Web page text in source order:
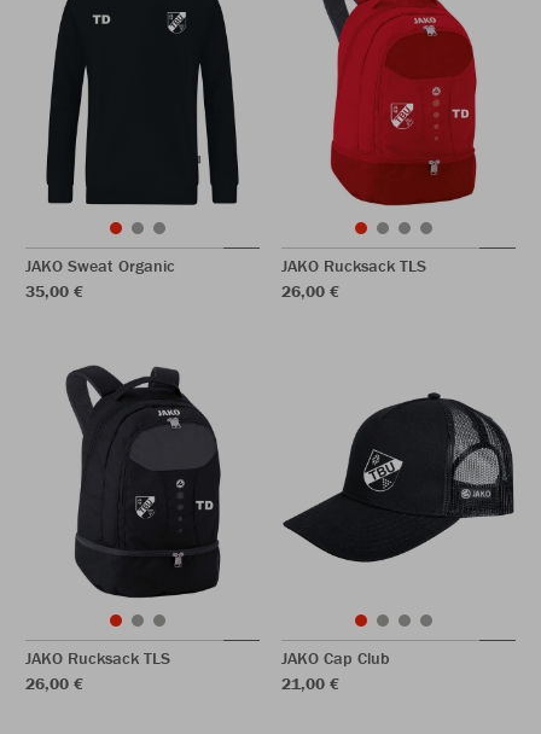
JAKO Sweat Organic
35,00 €
JAKO Rucksack TLS
26,00 €
JAKO Rucksack TLS
26,00 €
JAKO Cap Club
21,00 €